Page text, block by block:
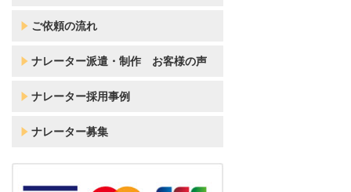
ご依頼の流れ
ナレーター派遣・制作 お客様の声
ナレーター採用事例
ナレーター募集